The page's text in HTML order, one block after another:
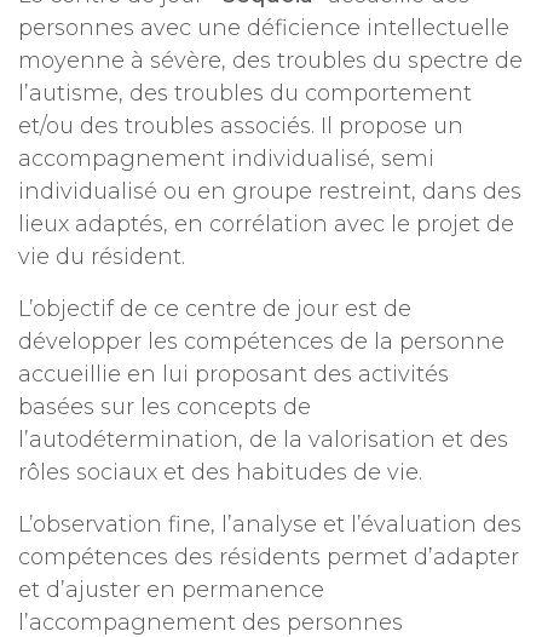
personnes avec une déficience intellectuelle
moyenne à sévère, des troubles du spectre de
l’autisme, des troubles du comportement
et/ou des troubles associés. Il propose un
accompagnement individualisé, semi
individualisé ou en groupe restreint, dans des
lieux adaptés, en corrélation avec le projet de
vie du résident.
L’objectif de ce centre de jour est de
développer les compétences de la personne
accueillie en lui proposant des activités
basées sur les concepts de
l’autodétermination, de la valorisation et des
rôles sociaux et des habitudes de vie.
L’observation fine, l’analyse et l’évaluation des
compétences des résidents permet d’adapter
et d’ajuster en permanence
l’accompagnement des personnes